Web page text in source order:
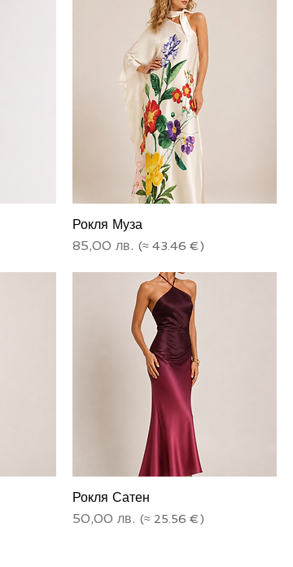
Рокля Муза
Цена
85,00 лв.
Рокля Сатен
Цена
50,00 лв.